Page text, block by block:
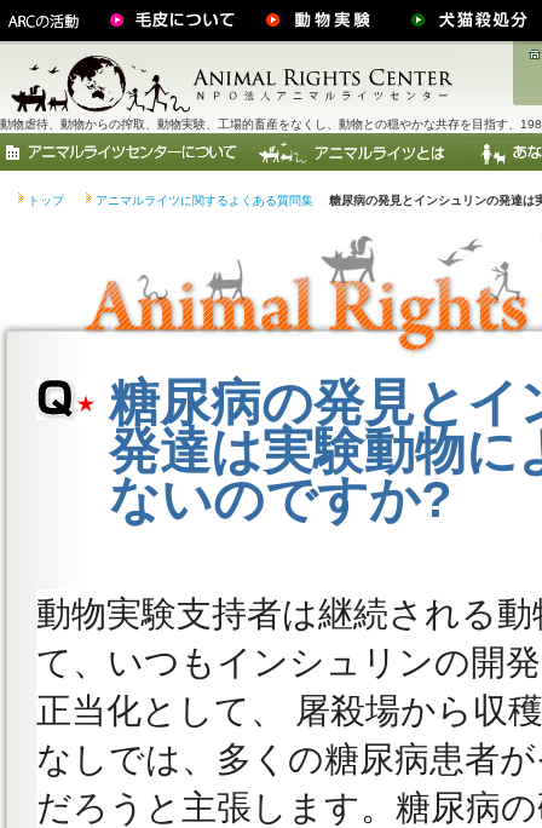
動物虐待、動物からの搾取、動物実験、工場的畜産をなくし、動物との穏やかな共存を目指す、
トップ アニマルライツに関するよくある質問集 糖尿病の発見とインシュリンの発達は
糖尿病の発見とイ
発達は実験動物に
ないのですか?
動物実験支持者は継続される
て、いつもインシュリンの開
正当化として、 屠殺場から収
なしでは、多くの糖尿病患者
だろうと主張します。糖尿病